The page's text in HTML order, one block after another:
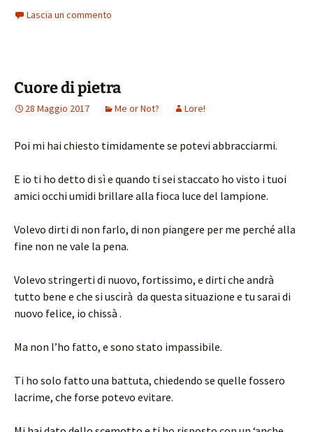
Lascia un commento
Cuore di pietra
28 Maggio 2017 Me or Not? Lore!
Poi mi hai chiesto timidamente se potevi abbracciarmi.
E io ti ho detto di sì e quando ti sei staccato ho visto i tuoi
amici occhi umidi brillare alla fioca luce del lampione.
Volevo dirti di non farlo, di non piangere per me perché alla
fine non ne vale la pena.
Volevo stringerti di nuovo, fortissimo, e dirti che andrà
tutto bene e che si uscirà da questa situazione e tu sarai di
nuovo felice, io chissà .
Ma non l’ho fatto, e sono stato impassibile.
Ti ho solo fatto una battuta, chiedendo se quelle fossero
lacrime, che forse potevo evitare.